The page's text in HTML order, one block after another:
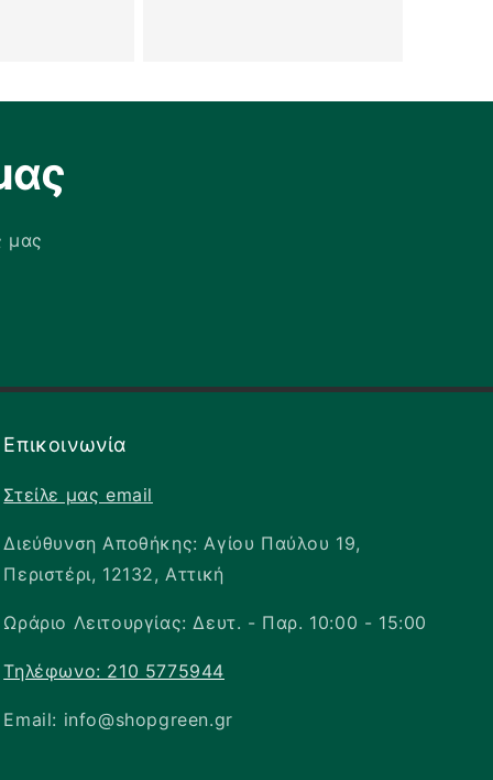
μας
Επικοινωνία
Στείλε μας email
Διεύθυνση Αποθήκης: Αγίου Παύλου 19,
Περιστέρι, 12132, Αττική
Ωράριο Λειτουργίας: Δευτ. - Παρ. 10:00 - 15:00
Τηλέφωνο: 210 5775944
Email: info@shopgreen.gr